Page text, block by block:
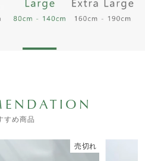
すめ商品
売切れ